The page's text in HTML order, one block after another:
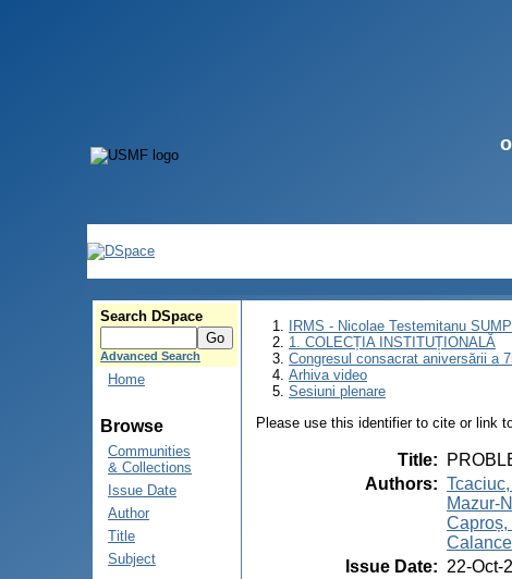
Search DSpace
Advanced Search
Home
Browse
Communities
& Collections
Issue Date
Author
Title
Subject
IRMS - Nicolae Testemitanu
1. COLECȚIA INSTITUȚIONALĂ
Congresul consacrat aniversării a
Arhiva video
Sesiuni plenare
Please use this identifier to cite or link
Title:
Authors:
Mazur-
Caproș,
Issue Date: 22-Oct-